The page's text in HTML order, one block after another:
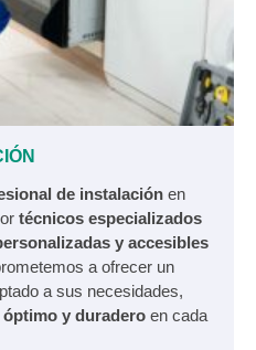
de instalación en
técnicos especializados
y accesibles
a ofrecer un
a sus necesidades,
y duradero en cada